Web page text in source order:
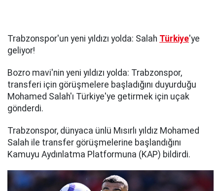
Trabzonspor'un yeni yıldızı yolda: Salah Türkiye'ye
geliyor!
Bozro mavi'nin yeni yıldızı yolda: Trabzonspor,
transferi için görüşmelere başladığını duyurduğu
Mohamed Salah'ı Türkiye'ye getirmek için uçak
gönderdi.
Trabzonspor, dünyaca ünlü Mısırlı yıldız Mohamed
Salah ile transfer görüşmelerine başlandığını
Kamuyu Aydınlatma Platformuna (KAP) bildirdi.